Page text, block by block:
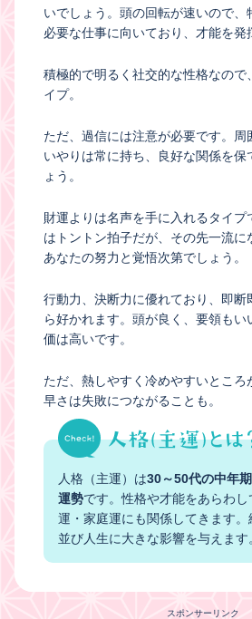
いでしょう。頭の回転が速いので、
必要な仕事に向いており、才能を発
積極的で明るく社交的な性格なので
イプ。
ただ、過信には注意が必要です。周
いやりは常に持ち、良好な関係を保
ょう。
財運よりは名声を手に入れるタイプ
はトントン拍子だが、その先一流に
あなたの努力と覚悟次第でしょう。
行動力、決断力に優れており、即断
ら好かれます。頭が良く、要領も
価は高いです。
ただ、熱しやすく冷めやすいところ
早さは失敗につながることも。
人格（主運）は30～50代の中年
運勢です。性格や才能をあらわ
運・家庭運にも関係してきます。
並び人生に大きな影響を与えます
スポンサーリンク